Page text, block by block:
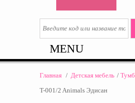
MENU
Главная / Детская мебель /
T-001/2 Animals Эдисан